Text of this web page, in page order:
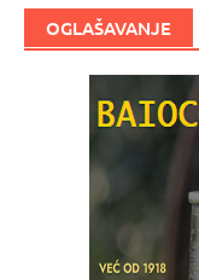
OGLAŠAVANJE